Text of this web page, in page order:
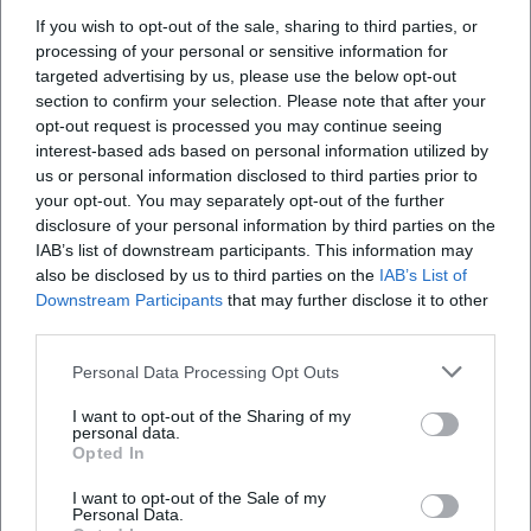
If you wish to opt-out of the sale, sharing to third parties, or
processing of your personal or sensitive information for
targeted advertising by us, please use the below opt-out
section to confirm your selection. Please note that after your
opt-out request is processed you may continue seeing
interest-based ads based on personal information utilized by
us or personal information disclosed to third parties prior to
your opt-out. You may separately opt-out of the further
disclosure of your personal information by third parties on the
IAB’s list of downstream participants. This information may
also be disclosed by us to third parties on the IAB’s List of
Downstream Participants that may further disclose it to other
Personal Data Processing Opt Outs
I want to opt-out of the Sharing of my
personal data.
Opted In
I want to opt-out of the Sale of my
Personal Data.
bildet zusammen mit dem Rathaus einen
markanten städtebaulichen Fixpunkt. Im Inneren
folgt der Raum einer klaren Ordnung, die in der
kleinen Kirchenführung sehr anschaulich
beschrieben wird. Dort wird der Weg vom
Eingangsbereich unter der Orgelempore über fünf
Säulenpaare und drei Emporen bis zum Altar
erklärt. Genau diese Gliederung macht die Kirche
für Fotos so attraktiv, weil Tiefe, Höhe und Licht in
sich zwischen biedermeierlichem Klassizismus und
beginnender Neugotik. ([st-michaeliskirche-hof.de]
(https://st-michaeliskirche-hof.de/unsere-
kirchen/kirche-st-michaelis))